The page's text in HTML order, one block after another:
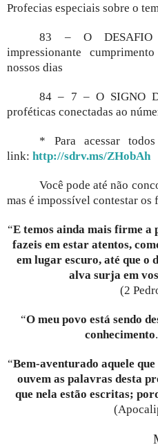
Profecias especiais sobre o
83 – O DESAFIO
impressionante
nossos dias
84 – 7 – O SIGNO
proféticas conectadas ao
* Para acessar
link: http://sdrv.ms/ZHobAh
Você pode até não
mas é impossível contestar os
“E temos ainda mais firme
fazeis em estar atentos,
em lugar escuro, até que o
alva surja em
(2
“O meu povo está sendo
conhecimento
“Bem-aventurado aquele
ouvem as palavras desta
que nela estão escritas;